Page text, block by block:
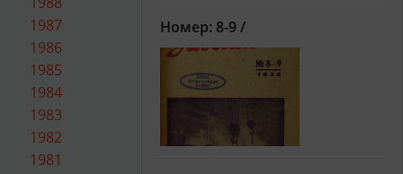
1987
1986
1985
1984
1983
1982
1981
Номер: 8-9 /